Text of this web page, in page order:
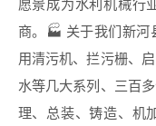
商。🏭 关于我们新河
用清污机、拦污栅、
水等几大系列、三百
理、总装、铸造、机